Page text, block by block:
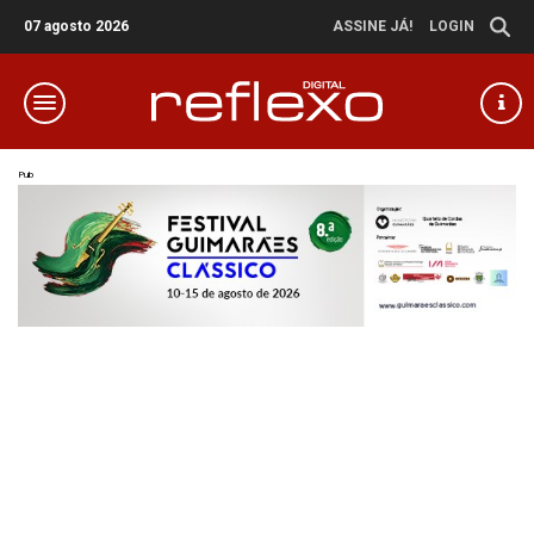
07 agosto 2026 ASSINE JÁ! LOGIN
Pub